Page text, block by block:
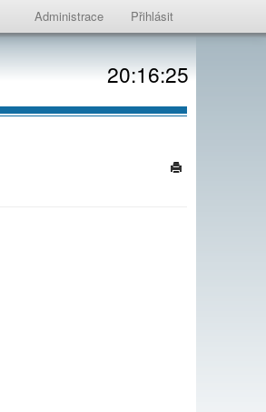
Administrace Přihlásit
20:16:25